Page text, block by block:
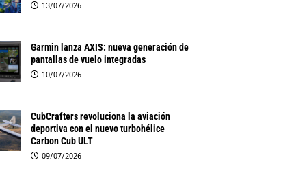
13/07/2026
Garmin lanza AXIS: nueva generación de
pantallas de vuelo integradas
10/07/2026
CubCrafters revoluciona la aviación
deportiva con el nuevo turbohélice
Carbon Cub ULT
09/07/2026